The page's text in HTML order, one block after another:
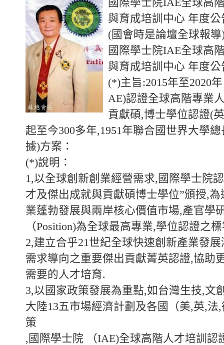
國際學士院IAE全球高
與育成培訓中心 年度公
(國會時是論壇全球報導
國際學士院IAE全球高
與育成培訓中心 年度公
(*)主旨:2015年至2020
AE)認證全球高階專業
貢獻碩,博士學位認證(
起至今300多年,1951年聯合國世界大學
據)方案：
(*)說明：
1,以全球創新創業經營需求,國際學士院
才及傑出成就與貢獻碩博士學位”頒授,
業蓬勃發展與兩岸核心價值市場,產官學
（Position)為全球最高專業,學位認證之
2,建立合乎21世紀全球快速創新產業發
需求導向之重要傑出貢獻菁英認證,協助
需要的人才培育.
3,以國家政策發展為重點,如台灣生技,文
大陸13五市場經濟計劃及各國（美,英,法
策
,國際學士院 （IAE)全球高階人才培訓認